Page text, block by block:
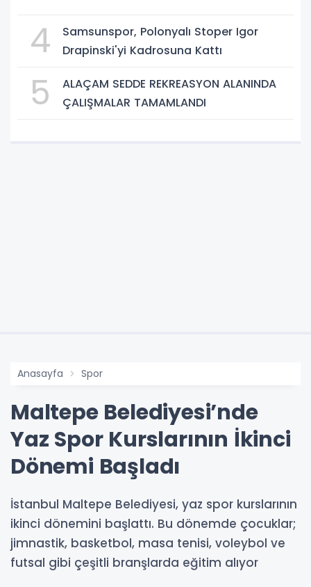
4
Samsunspor, Polonyalı Stoper Igor
Drapinski'yi Kadrosuna Kattı
5
ALAÇAM SEDDE REKREASYON ALANINDA
ÇALIŞMALAR TAMAMLANDI
Anasayfa Spor
Maltepe Belediyesi’nde
Yaz Spor Kurslarının İkinci
Dönemi Başladı
İstanbul Maltepe Belediyesi, yaz spor kurslarının
ikinci dönemini başlattı. Bu dönemde çocuklar;
jimnastik, basketbol, masa tenisi, voleybol ve
futsal gibi çeşitli branşlarda eğitim alıyor